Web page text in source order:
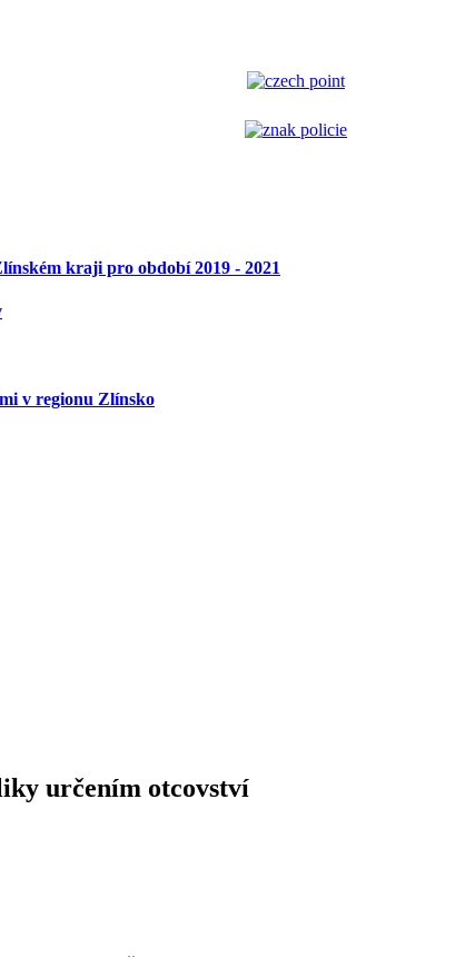
kraji pro období 2019 - 2021
v regionu Zlínsko
určením otcovství